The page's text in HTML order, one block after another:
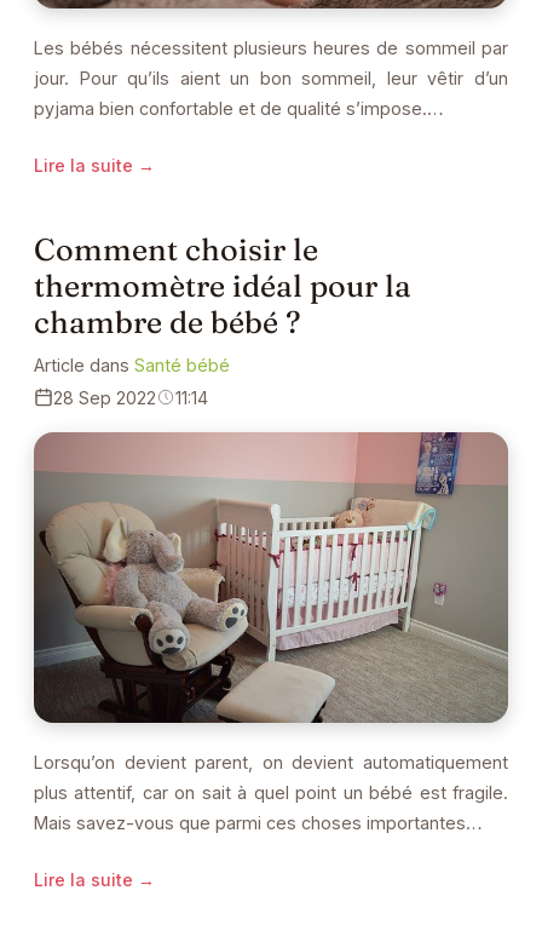
Les bébés nécessitent plusieurs heures de sommeil par
jour. Pour qu’ils aient un bon sommeil, leur vêtir d’un
pyjama bien confortable et de qualité s’impose.…
Lire la suite →
Comment choisir le
thermomètre idéal pour la
chambre de bébé ?
Article dans Santé bébé
28 Sep 2022
11:14
Lorsqu’on devient parent, on devient automatiquement
plus attentif, car on sait à quel point un bébé est fragile.
Mais savez-vous que parmi ces choses importantes…
Lire la suite →